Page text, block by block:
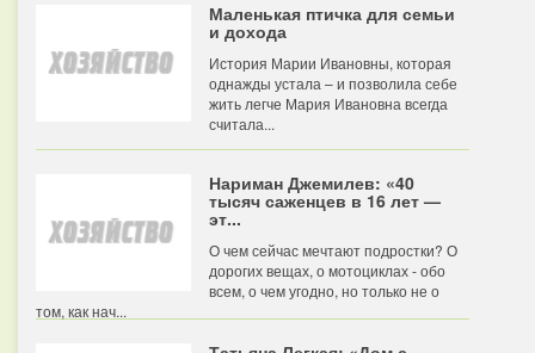
Маленькая птичка для семьи
и дохода
История Марии Ивановны, которая
однажды устала – и позволила себе
жить легче Мария Ивановна всегда
считала...
Нариман Джемилев: «40
тысяч саженцев в 16 лет —
эт...
О чем сейчас мечтают подростки? О
дорогих вещах, о мотоциклах - обо
всем, о чем угодно, но только не о
том, как нач...